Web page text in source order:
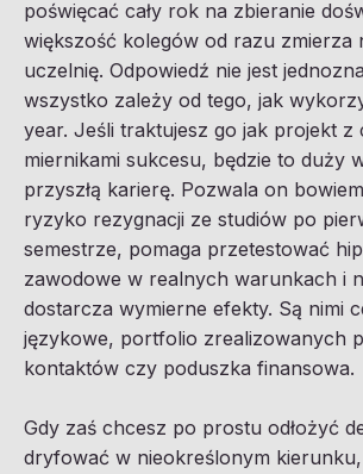
poświęcać cały rok na zbieranie
większość kolegów od razu zmierza
uczelnię. Odpowiedź nie jest
wszystko zależy od tego, jak
year. Jeśli traktujesz go jak projekt z
miernikami sukcesu, będzie to duży
przyszłą karierę. Pozwala on
ryzyko rezygnacji ze studiów po
semestrze, pomaga przetestować
zawodowe w realnych warunkach i
dostarcza wymierne efekty. Są nimi
językowe, portfolio zrealizowanych
kontaktów czy poduszka finansowa.
Gdy zaś chcesz po prostu odłożyć
dryfować w nieokreślonym kierunku,